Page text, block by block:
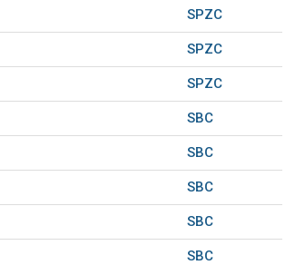
SPZC
SPZC
SPZC
SBC
SBC
SBC
SBC
SBC